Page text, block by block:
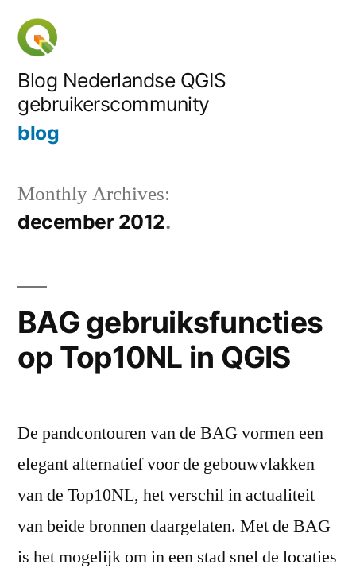
Skip
content
Blog Nederlandse QGIS
gebruikerscommunity
blog
Monthly Archives:
december 2012
BAG gebruiksfuncties
op Top10NL in QGIS
De pandcontouren van de BAG vormen een
elegant alternatief voor de gebouwvlakken
van de Top10NL, het verschil in actualiteit
van beide bronnen daargelaten. Met de BAG
is het mogelijk om in een stad snel de locaties